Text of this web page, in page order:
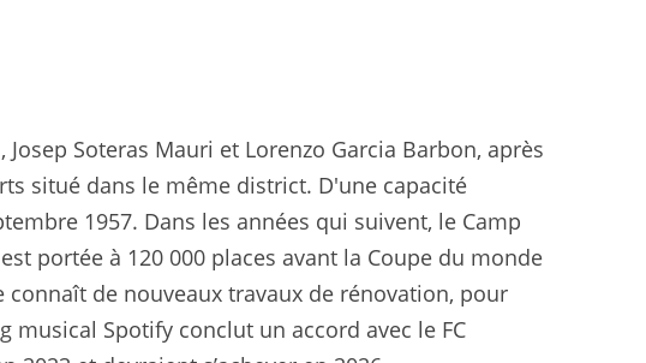
Soteras Mauri et Lorenzo Garcia Barbon, après
situé dans le même district. D'une capacité
1957. Dans les années qui suivent, le Camp
portée à 120 000 places avant la Coupe du monde
connaît de nouveaux travaux de rénovation, pour
musical Spotify conclut un accord avec le FC